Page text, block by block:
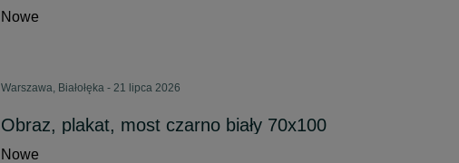
Nowe
Warszawa, Białołęka - 21 lipca 2026
Obraz, plakat, most czarno biały 70x100
Nowe